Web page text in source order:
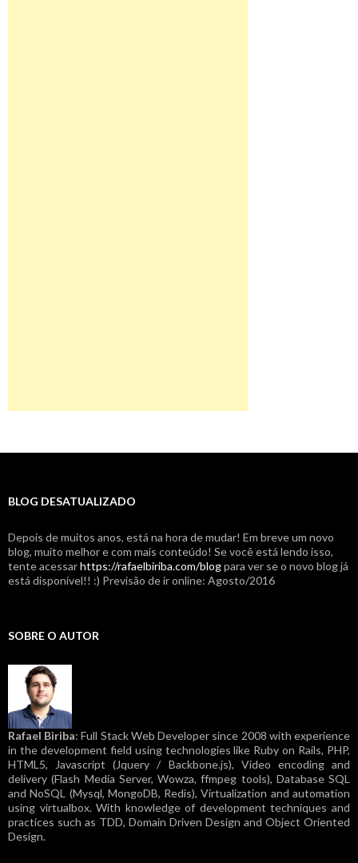
BLOG DESATUALIZADO
Depois de muitos anos, está na hora de mudar! Em breve um novo
blog, muito melhor e com mais conteúdo! Se você está lendo isso,
tente acessarhttps://rafaelbiriba.com/blogpara ver se o novo blog já
está disponível!! :) Previsão de ir online: Agosto/2016
SOBRE O AUTOR
Rafael Biriba: Full Stack Web Developer since 2008 with experience
in the development field using technologies like Ruby on Rails, PHP,
HTML5, Javascript (Jquery / Backbone.js), Video encoding and
delivery (Flash Media Server, Wowza, ffmpeg tools), Database SQL
and NoSQL (Mysql, MongoDB, Redis), Virtualization and automation
using virtualbox. With knowledge of development techniques and
practices such as TDD, Domain Driven Design and Object Oriented
Design.